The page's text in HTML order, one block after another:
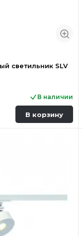
светильник SLV
В наличии
В корзину